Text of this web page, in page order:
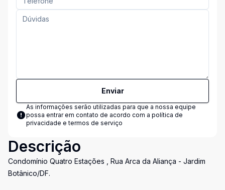
Enviar
As informações serão utilizadas para que a nossa equipe
possa entrar em contato de acordo com a política de
privacidade e termos de serviço
Descrição
Condomínio Quatro Estações , Rua Arca da Aliança - Jardim
Botânico/DF.